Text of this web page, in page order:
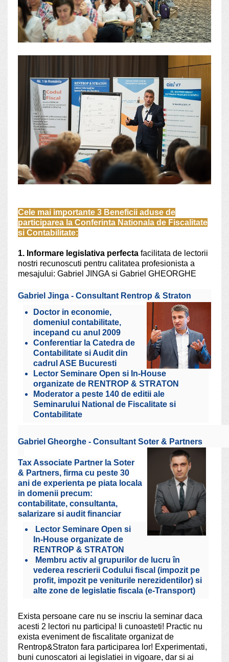
Cele mai importante 3 Beneficii aduse de
participarea la Conferinta Nationala de Fiscalitate
si Contabilitate:
1. Informare legislativa perfecta facilitata de lectorii
nostri recunoscuti pentru calitatea profesionista a
mesajului: Gabriel JINGA si Gabriel GHEORGHE
Gabriel Jinga - Consultant Rentrop & Straton
Doctor in economie,
domeniul contabilitate,
incepand cu anul 2009
Conferentiar la Catedra de
Contabilitate si Audit din
cadrul ASE Bucuresti
Lector Seminare Open si In-House
organizate de RENTROP & STRATON
Moderator a peste 140 de editii ale
Seminarului National de Fiscalitate si
Contabilitate
Gabriel Gheorghe - Consultant Soter & Partners
Tax Associate Partner la Soter
& Partners, firma cu peste 30
ani de experienta pe piata locala
in domenii precum:
contabilitate, consultanta,
salarizare si audit financiar
Lector Seminare Open si
In-House organizate de
RENTROP & STRATON
Membru activ al grupurilor de lucru în
vederea rescrierii Codului fiscal (impozit pe
profit, impozit pe veniturile nerezidentilor) si
alte zone de legislatie fiscala (e-Transport)
Exista persoane care nu se inscriu la seminar daca
acesti 2 lectori nu participa! Ii cunoasteti! Practic nu
exista eveniment de fiscalitate organizat de
Rentrop&Straton fara participarea lor! Experimentati,
buni cunoscatori ai legislatiei in vigoare, dar si ai